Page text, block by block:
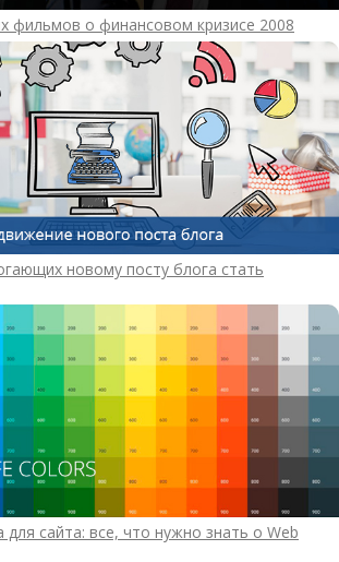
фильмов о финансовом кризисе 2008
новому посту блога стать
для сайта: все, что нужно знать о Web